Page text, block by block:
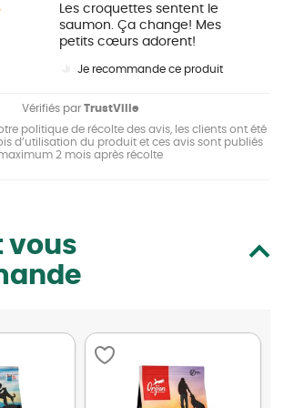
Les croquettes sentent le
saumon. Ça change! Mes
petits cœurs adorent!
Je recommande ce produit
Vérifiés par TrustVille
politique de récolte des avis, les clients ont été
d’utilisation du produit et ces avis sont publiés
2 mois après récolte
vous